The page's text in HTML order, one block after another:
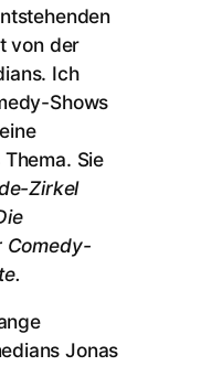
von der
Ich
Shows
Sie
Zirkel
Comedy-
Jonas